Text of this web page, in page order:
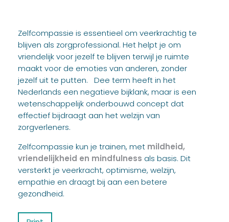
Zelfcompassie is essentieel om veerkrachtig te
blijven als zorgprofessional. Het helpt je om
vriendelijk voor jezelf te blijven terwijl je ruimte
maakt voor de emoties van anderen, zonder
jezelf uit te putten. Dee term heeft in het
Nederlands een negatieve bijklank, maar is een
wetenschappelijk onderbouwd concept dat
effectief bijdraagt aan het welzijn van
zorgverleners.
Zelfcompassie kun je trainen, met mildheid,
vriendelijkheid en mindfulness als basis. Dit
versterkt je veerkracht, optimisme, welzijn,
empathie en draagt bij aan een betere
gezondheid.